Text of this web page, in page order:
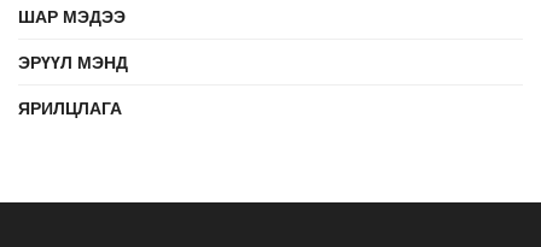
ШАР МЭДЭЭ
ЭРҮҮЛ МЭНД
ЯРИЛЦЛАГА